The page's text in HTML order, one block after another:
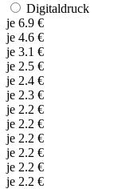
Digitaldruck
je 6.9 €
je 4.6 €
je 3.1 €
je 2.5 €
je 2.4 €
je 2.3 €
je 2.2 €
je 2.2 €
je 2.2 €
je 2.2 €
je 2.2 €
je 2.2 €